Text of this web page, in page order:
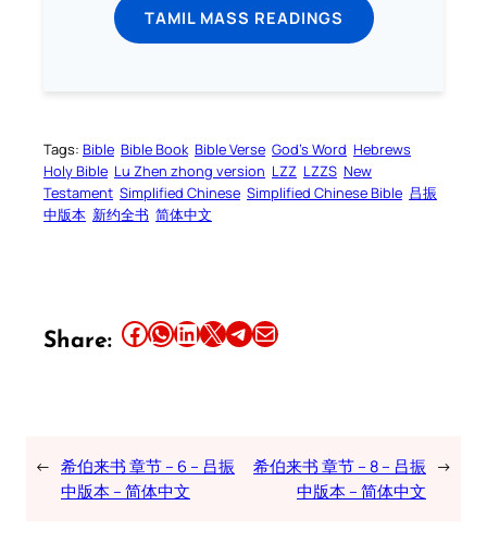
TAMIL MASS READINGS
Tags: Bible Bible Book Bible Verse God’s Word Hebrews
Holy Bible Lu Zhen zhong version LZZ LZZS New
Testament Simplified Chinese Simplified Chinese Bible 吕振
中版本 新约全书 简体中文
Share: Share this article on Facebook Share this article on WhatsApp Share this article on LinkedIn Share this article on X Share this article on TelegramEmail this Article
← 希伯来书 章节 – 6 – 吕振
中版本 – 简体中文
希伯来书 章节 – 8 – 吕振
中版本 – 简体中文
→